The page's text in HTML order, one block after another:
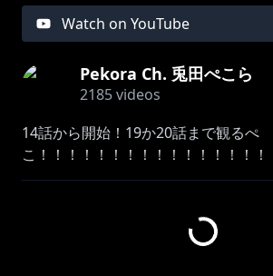
Watch on YouTube
Pekora Ch. 兎田ぺこら
2185videos
14話から開始！19か20話まで観るぺ
こ！！！！！！！！！！！！！！！！
⋈ －－－－－－－－－－－－－－－